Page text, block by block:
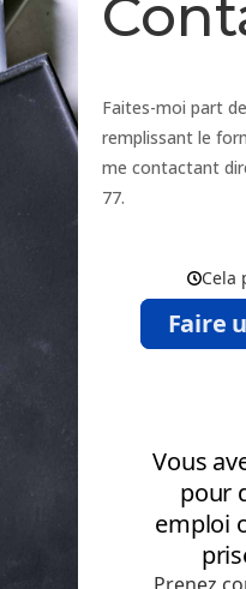
Faites-moi part
remplissant le
me contactant
77.